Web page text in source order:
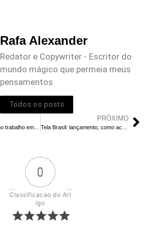
Rafa Alexander
Redator e Copywriter - Escritor do
mundo mágico que permeia meus
pensamentos
Todos os posts
PRÓXIMO
0
Classificacao do Art
igo